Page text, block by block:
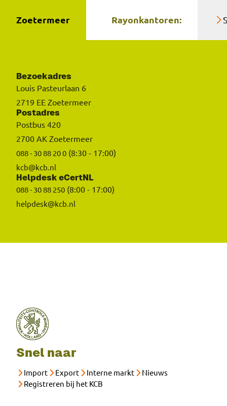
Zoetermeer Rayonkantoren:
Bezoekadres
Louis Pasteurlaan 6
2719 EE Zoetermeer
Postadres
Postbus 420
2700 AK Zoetermeer
088 - 30 88 20 0 (8:30 - 17:00)
kcb@kcb.nl
Helpdesk eCertNL
088 - 30 88 250 (8:00 - 17:00)
helpdesk@kcb.nl
Snel naar
Import Export Interne markt
Nieuws
Registreren bij het KCB